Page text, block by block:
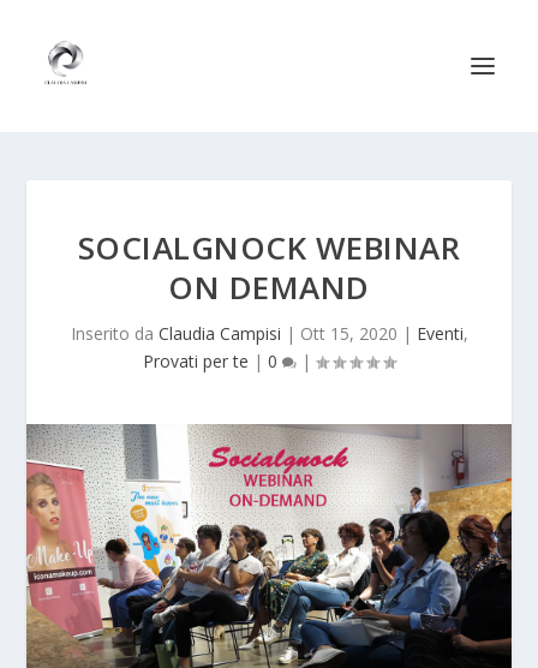
SOCIALGNOCK WEBINAR
ON DEMAND
Inserito da Claudia Campisi | Ott 15, 2020 | Eventi,
Provati per te | 0 |